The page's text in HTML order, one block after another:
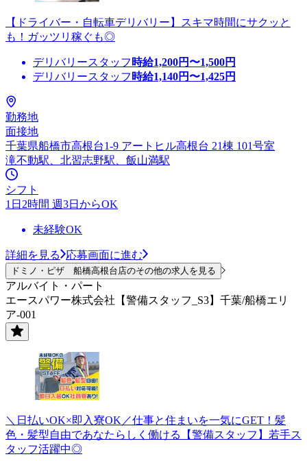
【ドライバー・自転車デリバリー】スキマ時間にサクッと
も！ガッツリ稼ぐも◎
デリバリースタッフ 時給1,200円〜1,500円
デリバリースタッフ 時給1,140円〜1,425円
勤務地
面接地
千葉県船橋市高根台1-9 アートヒル高根台 21棟 101号室
滝不動駅、北習志野駅、飯山満駅
シフト
1日2時間 週3日からOK
未経験OK
詳細を見る 応募画面に進む
ドミノ・ピザ 船橋高根台店のその他の求人を見る
アルバイト・パート
エースパワー株式会社【警備スタッフ_S3】千葉/船橋エリ
ア-001
＼日払いOK×即入寮OK／仕事と住まいを一気にGET！髪
色・髪型自由であなたらしく働ける【警備スタッフ】若手ス
タッフ活躍中◎